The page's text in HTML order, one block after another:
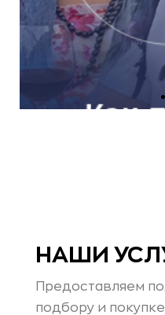
НАШИ
Предоставляем
подбору и